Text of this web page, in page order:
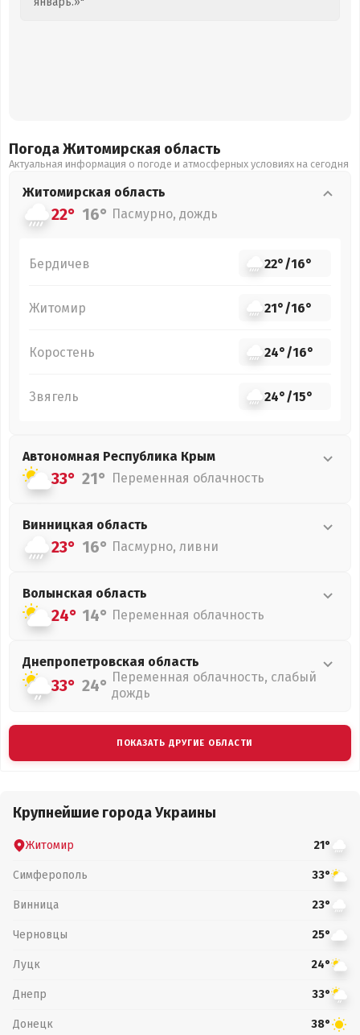
Погода Житомирская область
Актуальная информация о погоде и атмосферных условиях на сегодня
Житомирская область
22° 16° Пасмурно, дождь
Бердичев 22°/16°
Житомир 21°/16°
Коростень 24°/16°
Звягель 24°/15°
Автономная Республика Крым
33° 21° Переменная облачность
Винницкая область
23° 16° Пасмурно, ливни
Волынская область
24° 14° Переменная облачность
Днепропетровская область
33° 24° Переменная облачность, слабый
дождь
ПОКАЗАТЬ ДРУГИЕ ОБЛАСТИ
Крупнейшие города Украины
Житомир 21°
Симферополь 33°
Винница 23°
Черновцы 25°
Луцк 24°
Днепр 33°
Донецк 38°